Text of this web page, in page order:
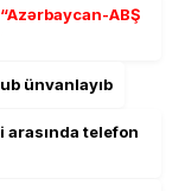
“Azərbaycan-ABŞ
ünvanlayıb
arasında telefon